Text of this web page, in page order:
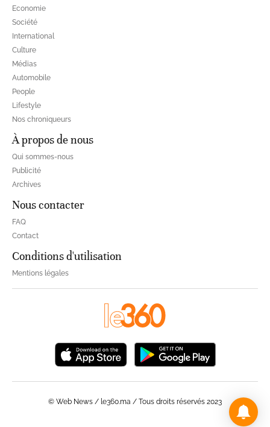
Economie
Société
International
Culture
Médias
Automobile
People
Lifestyle
Nos chroniqueurs
À propos de nous
Qui sommes-nous
Publicité
Archives
Nous contacter
FAQ
Contact
Conditions d'utilisation
Mentions légales
© Web News / le360.ma / Tous droits réservés 2023